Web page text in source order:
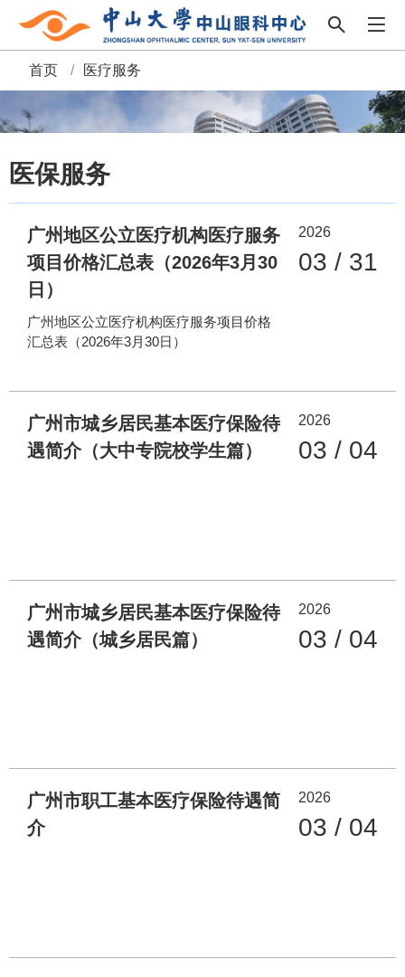
面
包
首页 / 医疗服务
医保服务
广州地区公立医疗机构医疗服务
项目价格汇总表（2026年3月30
日）
广州地区公立医疗机构医疗服务项目价格
汇总表（2026年3月30日）
2026
03 / 31
广州市城乡居民基本医疗保险待
遇简介（大中专院校学生篇）
2026
03 / 04
广州市城乡居民基本医疗保险待
遇简介（城乡居民篇）
2026
03 / 04
广州市职工基本医疗保险待遇简
介
2026
03 / 04